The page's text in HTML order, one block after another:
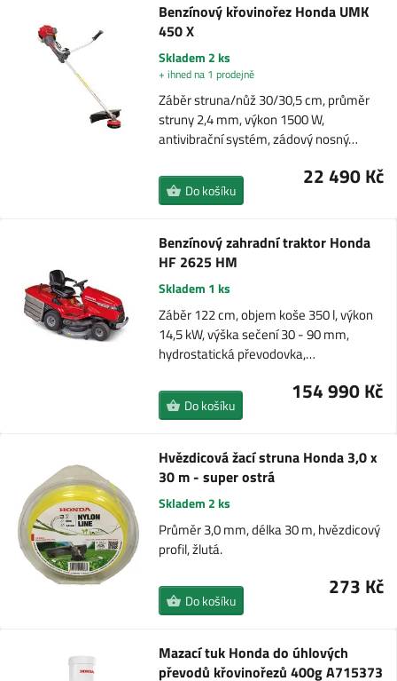
Benzínový křovinořez Honda UMK
450 X
Skladem 2 ks
+ ihned na 1 prodejně
Záběr struna/nůž 30/30,5 cm, průměr
struny 2,4 mm, výkon 1500 W,
antivibrační systém, zádový nosný…
22 490 Kč
Do košíku
Benzínový zahradní traktor Honda
HF 2625 HM
Skladem 1 ks
Záběr 122 cm, objem koše 350 l, výkon
14,5 kW, výška sečení 30 - 90 mm,
hydrostatická převodovka,…
154 990 Kč
Do košíku
Hvězdicová žací struna Honda 3,0 x
30 m - super ostrá
Skladem 2 ks
Průměr 3,0 mm, délka 30 m, hvězdicový
profil, žlutá.
273 Kč
Do košíku
Mazací tuk Honda do úhlových
převodů křovinořezů 400g A715373